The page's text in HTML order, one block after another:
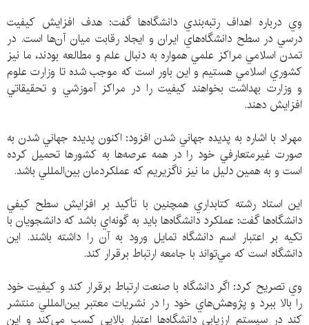
وي درباره اهداف رتبه‌بندي دانشگاه‌ها گفت: هدف افزايش كيفيت
درسي در سطح دانشگاه‌هاي ايران و ايجاد رقابت ميان آن‌ها است. در
تمدن اسلامي مراكز علمي همواره به دنبال علم و مطالعه بودند، ما نيز
كشوري اسلامي هستيم و اين باور است كه موجب شده تا وزارت علوم
و وزارت بهداشت بخواهند كيفيت را در مراكز آموزشي و تحقيقاتي
افزايش دهند.
مهراد با اشاره به پديده جهاني شدن افزود: اكنون پديده جهاني شدن به
صورت غيرمتعارفي خود را در همه عرصه‌ها به كشورها تحميل كرده
است و به همين دليل ما نيز ناگزيريم كه عملكردمان بين‌المللي باشد.
اين استاد رشته كتابداري همچنين با تأكيد بر افزايش سطح كيفي
دانشگاه‌ها گفت: عملكرد دانشگاه‌ها بايد به گونه‌اي باشد كه دانشجويان با
تكيه بر اعتبار اسم دانشگاه تمايل ورود به آن را داشته باشند. اين
دانشگاه است كه مي‌تواند با جامعه ارتباط برقرار كند.
وي تصريح كرد: اگر دانشگاه با صنعت ارتباط برقرار كند و كيفيت خود
را بالا ببرد و پژوهش‌هاي خود را در نشريات معتبر بين‌المللي منتشر
كند در سيستم ارزيابي دانشگاه‌ها اعتبار بالايي كسب مي‌كند و اين